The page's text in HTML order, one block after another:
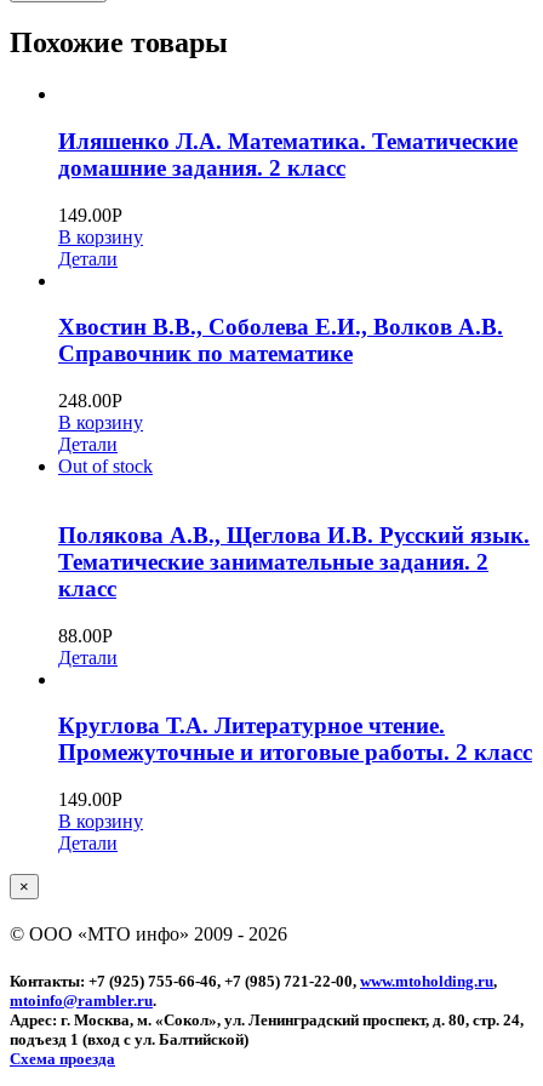
Похожие товары
Иляшенко Л.А. Математика. Тематические
домашние задания. 2 класс
149.00Р
В корзину
Детали
Хвостин В.В., Соболева Е.И., Волков А.В.
Справочник по математике
248.00Р
В корзину
Детали
Out of stock
Полякова А.В., Щеглова И.В. Русский язык.
Тематические занимательные задания. 2
класс
88.00Р
Детали
Круглова Т.А. Литературное чтение.
Промежуточные и итоговые работы. 2 класс
149.00Р
В корзину
Детали
Close
product
view
×
© ООО «МТО инфо» 2009 - 2026
Контакты: +7 (925) 755-66-46, +7 (985) 721-22-00, www.mtoholding.ru,
mtoinfo@rambler.ru.
Адрес: г. Москва, м. «Сокол», ул. Ленинградский проспект, д. 80, стр. 24,
подъезд 1 (вход с ул. Балтийской)
Схема проезда